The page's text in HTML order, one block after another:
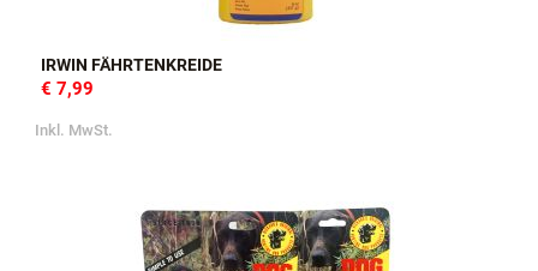
IRWIN FÄHRTENKREIDE
€ 7,99
Inkl. MwSt.